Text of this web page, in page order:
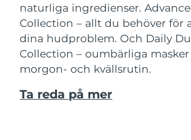
naturliga ingredienser.
Collection – allt du behöver för
dina hudproblem. Och Daily
Collection – oumbärliga
morgon- och kvällsrutin.
Ta reda på mer